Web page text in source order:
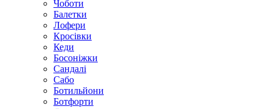
Чоботи
Балетки
Лофери
Кросівки
Кеди
Босоніжки
Сандалі
Сабо
Ботильйони
Ботфорти